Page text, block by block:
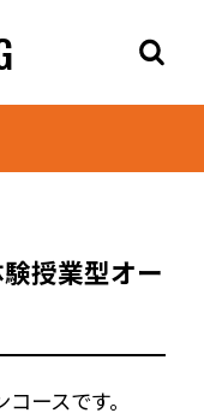
授業型オー
ースです。